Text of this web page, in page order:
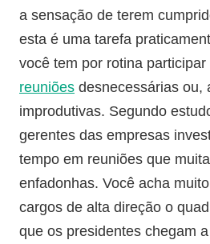
a sensação de terem
esta é uma tarefa
você tem por rotina
reuniões desnecessárias ou,
improdutivas. Segundo
gerentes das empresas
tempo em reuniões que
enfadonhas. Você acha
cargos de alta direção o
que os presidentes chegam